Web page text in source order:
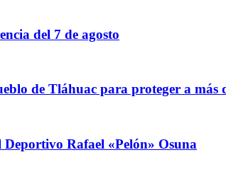
del 7 de agosto
de Tláhuac para proteger a más
Rafael «Pelón» Osuna